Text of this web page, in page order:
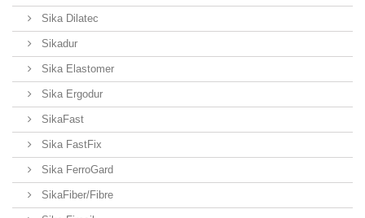
Sika Dilatec
Sikadur
Sika Elastomer
Sika Ergodur
SikaFast
Sika FastFix
Sika FerroGard
SikaFiber/Fibre